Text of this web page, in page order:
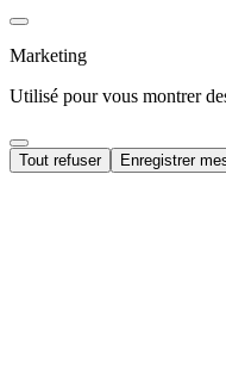
Marketing
Utilisé pour vous montrer
Tout refuser Enregistrer